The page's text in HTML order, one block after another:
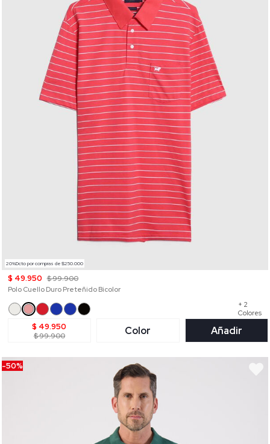
20%Dcto por compras de $250.000
$ 49.950 $ 99.900
Polo Cuello Duro Preteñido Bicolor
+ 2
Colores
$ 49.950
$ 99.900 Color Añadir
-50%